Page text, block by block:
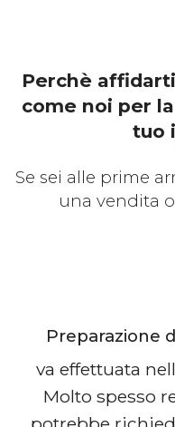
Perchè
come noi per
tuo
Se sei alle prime
una vendita
Preparazione
va effettuata
Molto spesso